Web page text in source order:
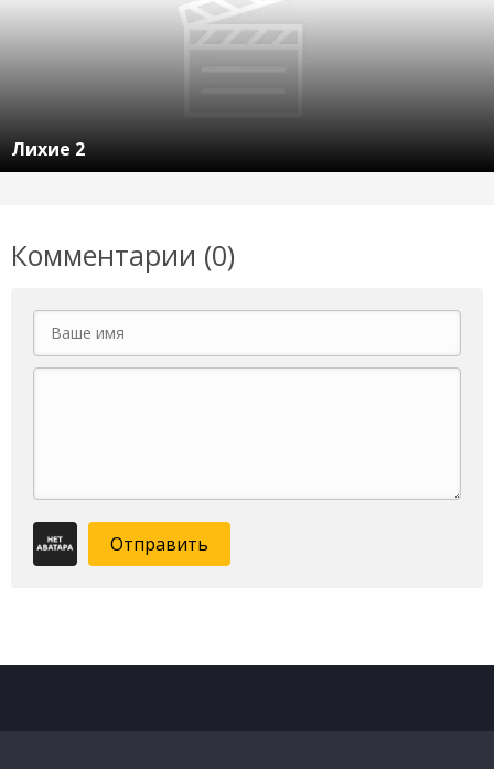
Лихие 2
Комментарии (0)
Отправить